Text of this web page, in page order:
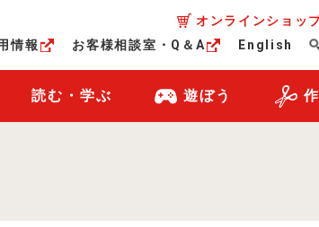
オンラインショッ
情報 お客様相談室・Q＆A English
読む・学ぶ 遊ぼう